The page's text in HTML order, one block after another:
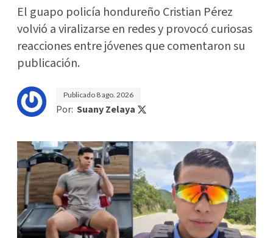
El guapo policía hondureño Cristian Pérez
volvió a viralizarse en redes y provocó curiosas
reacciones entre jóvenes que comentaron su
publicación.
Publicado 8 ago. 2026
Por: Suany Zelaya